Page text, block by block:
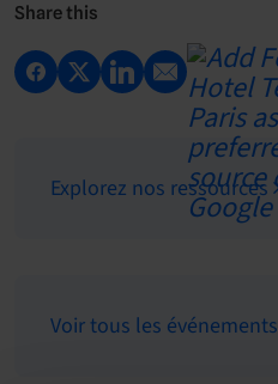
Share this
Explorez nos ressources
Voir tous les événements